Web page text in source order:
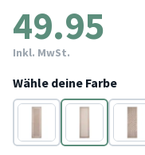
49.95
Inkl. MwSt.
Wähle deine Farbe
Beige Creme Beige